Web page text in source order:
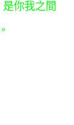
你我之間